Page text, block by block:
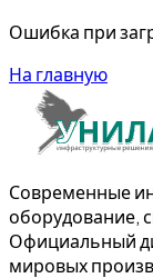
Ошибка при
На главную
Современные
оборудование,
Официальный
мировых